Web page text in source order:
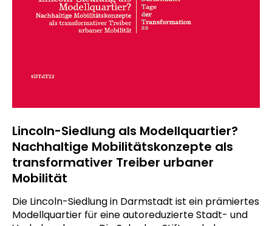
Lincoln-Siedlung als Modellquartier?
Nachhaltige Mobilitätskonzepte als
transformativer Treiber urbaner
Mobilität
Die Lincoln-Siedlung in Darmstadt ist ein prämiertes
Modellquartier für eine autoreduzierte Stadt- und